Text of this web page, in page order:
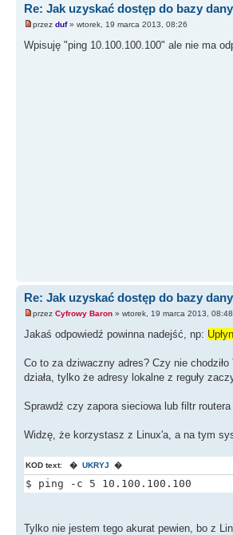
Re: Jak uzyskać dostęp do bazy
przez duf» wtorek, 19 marca 2013, 08:26
Wpisuję "ping 10.100.100.100" ale nie ma
Re: Jak uzyskać dostęp do bazy
przez Cyfrowy Baron » wtorek, 19 marca 2013, 08:48
Jakaś odpowiedź powinna nadejść, np:
Co to za dziwaczny adres? Czy nie
działa, tylko że adresy lokalne z reguły
Sprawdź czy zapora sieciowa lub filtr
Widzę, że korzystasz z Linux'a, a na tym
KOD text: � UKRYJ �
$ ping -c 5 10.100.100.100
Tylko nie jestem tego akurat pewien, bo z